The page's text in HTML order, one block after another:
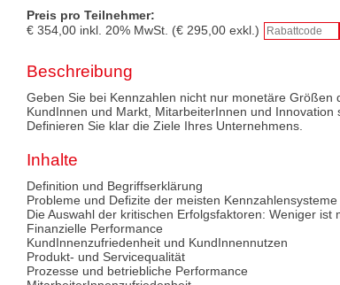
Preis pro Teilnehmer:
€ 354,00 inkl. 20% MwSt. (€ 295,00 exkl.)
Beschreibung
Geben Sie bei Kennzahlen nicht nur monetäre Größen
KundInnen und Markt, MitarbeiterInnen und Innovation
Definieren Sie klar die Ziele Ihres Unternehmens.
Inhalte
Definition und Begriffserklärung
Probleme und Defizite der meisten Kennzahlensysteme
Die Auswahl der kritischen Erfolgsfaktoren: Weniger ist
Finanzielle Performance
KundInnenzufriedenheit und KundInnennutzen
Produkt- und Servicequalität
Prozesse und betriebliche Performance